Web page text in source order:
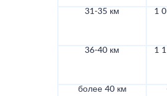
31-35 км 1
36-40 км 1
более 40 км